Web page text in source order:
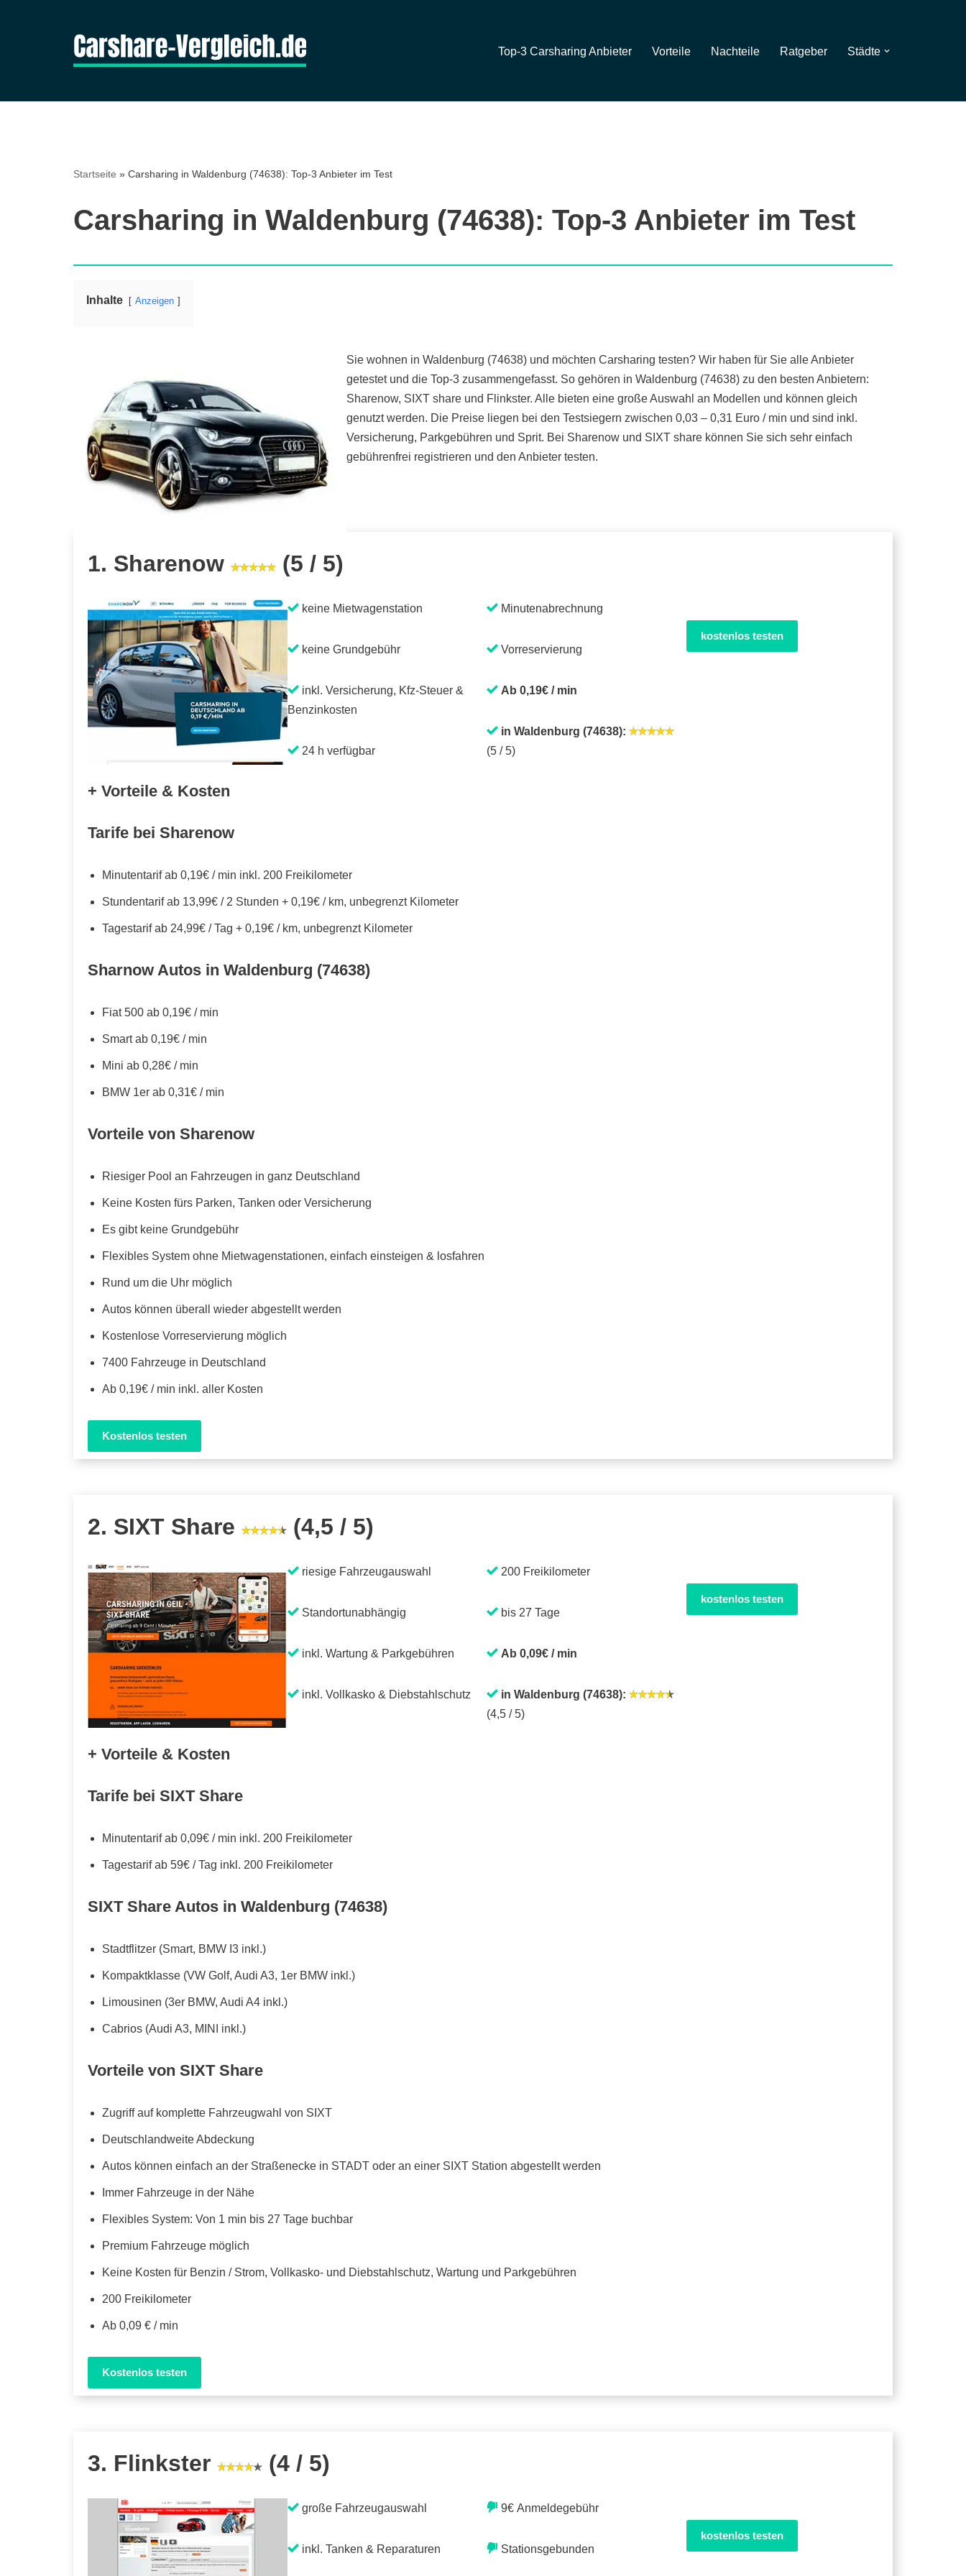
Top-3 Carsharing Anbieter Vorteile Nachteile Ratgeber Städte
Startseite » Carsharing in Waldenburg (74638): Top-3 Anbieter im Test
Carsharing in Waldenburg (74638): Top-3 Anbieter im Test
Inhalte Anzeigen
Sie wohnen in Waldenburg (74638) und möchten Carsharing testen? Wir haben für Sie alle Anbieter
getestet und die Top-3 zusammengefasst. So gehören in Waldenburg (74638) zu den besten Anbietern:
Sharenow, SIXT share und Flinkster. Alle bieten eine große Auswahl an Modellen und können gleich
genutzt werden. Die Preise liegen bei den Testsiegern zwischen 0,03 – 0,31 Euro / min und sind inkl.
Versicherung, Parkgebühren und Sprit. Bei Sharenow und SIXT share können Sie sich sehr einfach
gebührenfrei registrieren und den Anbieter testen.
1. Sharenow (5 / 5)
keine Mietwagenstation
keine Grundgebühr
inkl. Versicherung, Kfz-Steuer &
Benzinkosten
24 h verfügbar
Minutenabrechnung
Vorreservierung
Ab 0,19€ / min
in Waldenburg (74638):
(5 / 5)
kostenlos testen
+ Vorteile & Kosten
Tarife bei Sharenow
Minutentarif ab 0,19€ / min inkl. 200 Freikilometer
Stundentarif ab 13,99€ / 2 Stunden + 0,19€ / km, unbegrenzt Kilometer
Tagestarif ab 24,99€ / Tag + 0,19€ / km, unbegrenzt Kilometer
Sharnow Autos in Waldenburg (74638)
Fiat 500 ab 0,19€ / min
Smart ab 0,19€ / min
Mini ab 0,28€ / min
BMW 1er ab 0,31€ / min
Vorteile von Sharenow
Riesiger Pool an Fahrzeugen in ganz Deutschland
Keine Kosten fürs Parken, Tanken oder Versicherung
Es gibt keine Grundgebühr
Flexibles System ohne Mietwagenstationen, einfach einsteigen & losfahren
Rund um die Uhr möglich
Autos können überall wieder abgestellt werden
Kostenlose Vorreservierung möglich
7400 Fahrzeuge in Deutschland
Ab 0,19€ / min inkl. aller Kosten
Kostenlos testen
2. SIXT Share (4,5 / 5)
riesige Fahrzeugauswahl
Standortunabhängig
inkl. Wartung & Parkgebühren
inkl. Vollkasko & Diebstahlschutz
200 Freikilometer
bis 27 Tage
Ab 0,09€ / min
in Waldenburg (74638):
(4,5 / 5)
kostenlos testen
+ Vorteile & Kosten
Tarife bei SIXT Share
Minutentarif ab 0,09€ / min inkl. 200 Freikilometer
Tagestarif ab 59€ / Tag inkl. 200 Freikilometer
SIXT Share Autos in Waldenburg (74638)
Stadtflitzer (Smart, BMW I3 inkl.)
Kompaktklasse (VW Golf, Audi A3, 1er BMW inkl.)
Limousinen (3er BMW, Audi A4 inkl.)
Cabrios (Audi A3, MINI inkl.)
Vorteile von SIXT Share
Zugriff auf komplette Fahrzeugwahl von SIXT
Deutschlandweite Abdeckung
Autos können einfach an der Straßenecke in STADT oder an einer SIXT Station abgestellt werden
Immer Fahrzeuge in der Nähe
Flexibles System: Von 1 min bis 27 Tage buchbar
Premium Fahrzeuge möglich
Keine Kosten für Benzin / Strom, Vollkasko- und Diebstahlschutz, Wartung und Parkgebühren
200 Freikilometer
Ab 0,09 € / min
Kostenlos testen
3. Flinkster (4 / 5)
große Fahrzeugauswahl
inkl. Tanken & Reparaturen
9€ Anmeldegebühr
Stationsgebunden
kostenlos testen